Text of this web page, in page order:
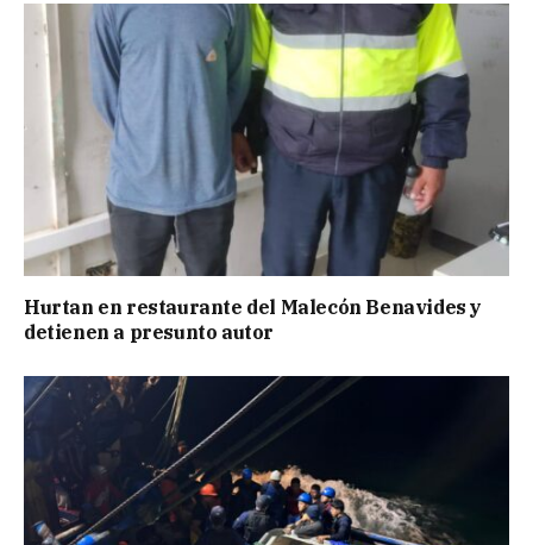
Hurtan en restaurante del Malecón Benavides y
detienen a presunto autor